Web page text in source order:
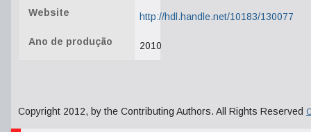
Website http://hdl.handle.net/10183/130077
Ano de produção 2010
Copyright 2012, by the Contributing Authors. All Rights Reserved